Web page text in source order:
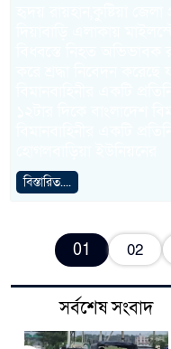
বিস্তারিত....
01 02
সর্বশেষ সংবাদ